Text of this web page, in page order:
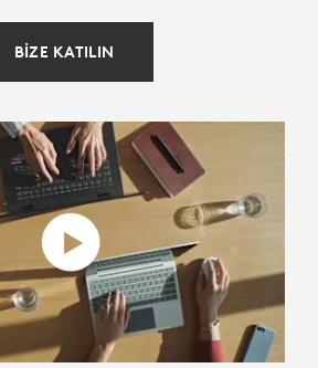
BİZE KATILIN